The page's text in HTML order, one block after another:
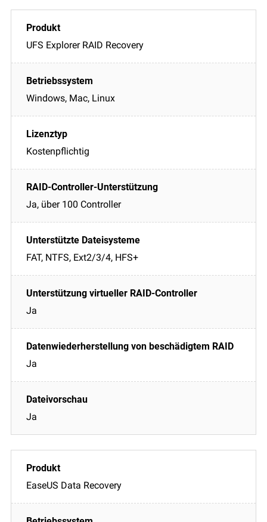
UFS Explorer RAID Recovery
Windows, Mac, Linux
Kostenpflichtig
Ja, über 100 Controller
FAT, NTFS, Ext2/3/4, HFS+
Ja
Ja
Ja
EaseUS Data Recovery